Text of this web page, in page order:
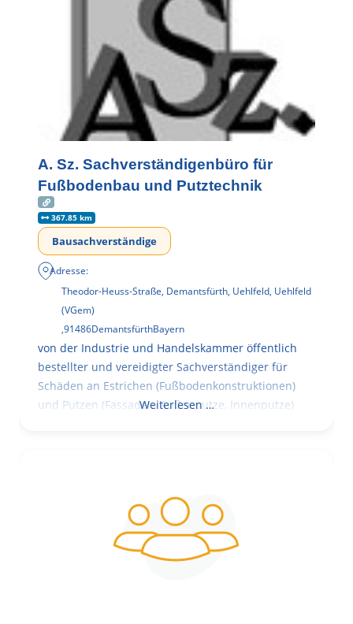
A. Sz. Sachverständigenbüro für
Fußbodenbau und Putztechnik
367.85 km
Bausachverständige
Adresse:
Theodor-Heuss-Straße, Demantsfürth, Uehlfeld, Uehlfeld
(VGem)
,91486DemantsfürthBayern
von der Industrie und Handelskammer öffentlich
bestellter und vereidigter Sachverständiger für
Schäden an Estrichen (Fußbodenkonstruktionen)
und Putzen (Fassaden, Außenputze, Innenputze)
Weiterlesen …